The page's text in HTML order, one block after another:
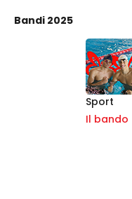
Bandi 2025
Sport
Il bando